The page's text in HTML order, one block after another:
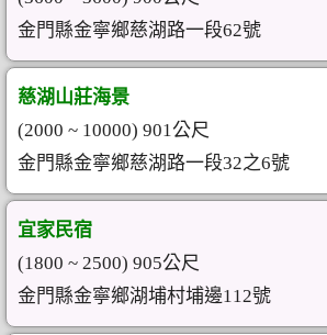
金門縣金寧鄉慈湖路一段62號
慈湖山莊海景
(2000 ~ 10000) 901公尺
金門縣金寧鄉慈湖路一段32之6號
宜家民宿
(1800 ~ 2500) 905公尺
金門縣金寧鄉湖埔村埔邊112號